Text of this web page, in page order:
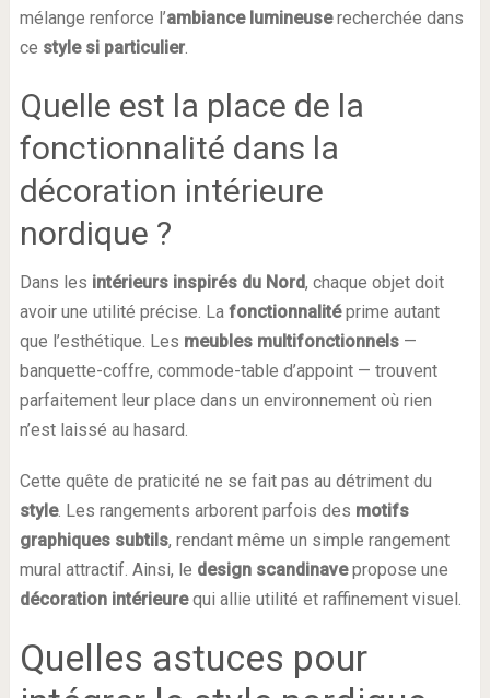
mélange renforce l’ambiance lumineuserecherchée dans
ce style si particulier.
Quelle est la place de la
fonctionnalité dans la
décoration intérieure
nordique ?
Dans les intérieurs inspirés du Nord, chaque objet doit
avoir une utilité précise. La fonctionnalitéprime autant
que l’esthétique. Les meubles multifonctionnels—
banquette-coffre, commode-table d’appoint — trouvent
parfaitement leur place dans un environnement où rien
n’est laissé au hasard.
Cette quête de praticité ne se fait pas au détriment du
style. Les rangements arborent parfois des motifs
graphiques subtils, rendant même un simple rangement
mural attractif. Ainsi, le design scandinavepropose une
décoration intérieurequi allie utilité et raffinement visuel.
Quelles astuces pour